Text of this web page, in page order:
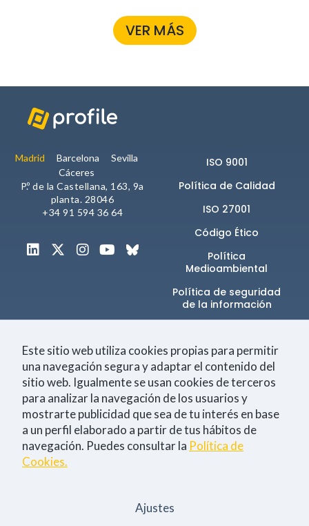
VER MÁS
Madrid Barcelona
Sevilla
Cáceres
P.º de la Castellana, 163, 9a
planta. 28046
+34 91 594 36 64
ISO 9001
Política de Calidad
ISO 27001
Código Ético
Política
Medioambiental
Política de seguridad
de la información​
Únete a la comunidad
Tecnología Negocio Eventos
Empleo
Sí, quiero estar al día
Este sitio web utiliza cookies propias para permitir
una navegación segura y adaptar el contenido del
sitio web. Igualmente se usan cookies de terceros
para analizar la navegación de los usuarios y
mostrarte publicidad que sea de tu interés en base
a un perfil elaborado a partir de tus hábitos de
navegación. Puedes consultar la Política de
Cookies.
Ajustes